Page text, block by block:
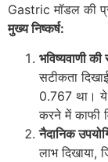
Gastric मॉडल की
मुख्य निष्कर्ष:
भविष्यवाणी
सटीकता
0.767 था। ये
करने में काफी
नैदानिक
लाभ दिखाया,